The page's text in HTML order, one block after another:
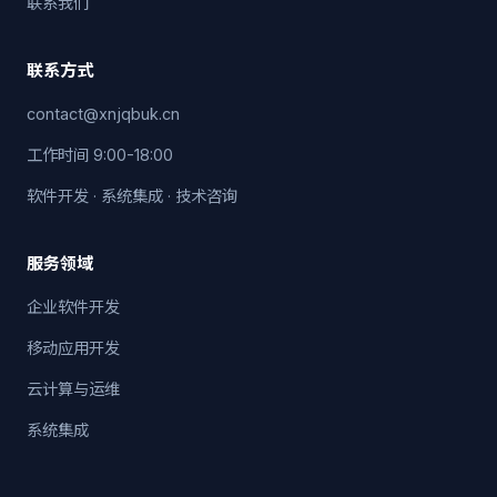
联系方式
contact@xnjqbuk.cn
工作时间 9:00-18:00
软件开发 · 系统集成 · 技术咨询
服务领域
企业软件开发
移动应用开发
云计算与运维
系统集成